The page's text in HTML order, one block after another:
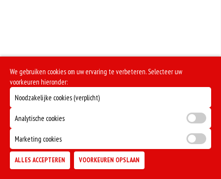
We gebruiken cookies om uw ervaring te verbeteren. Selecteer uw
voorkeuren hieronder:
Noodzakelijke cookies (verplicht)
Analytische cookies
Marketing cookies
ALLES ACCEPTEREN VOORKEUREN OPSLAAN